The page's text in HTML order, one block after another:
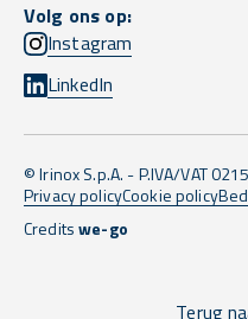
Volg ons op:
Instagram
LinkedIn
© Irinox S.p.A. - P.IVA/VAT
Privacy policyCookie policy
Creditswe-go
Terug